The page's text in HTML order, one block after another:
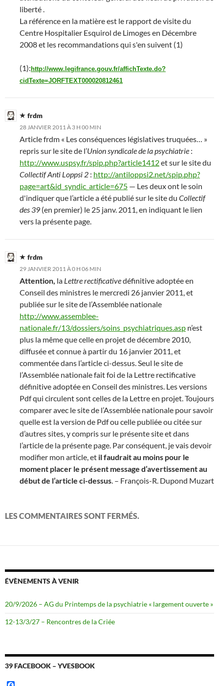
liberté .
La référence en la matière est le rapport de visite du
Centre Hospitalier Esquirol de Limoges en Décembre
2008 et les recommandations qui s'en suivent (1)
(1):http://www.legifrance.gouv.fr/affichTexte.do?
cidTexte=JORFTEXT000020812461
frdm
28 JANVIER 2011 À 3 H 00 MIN
Article frdm « Les conséquences législatives truquées… »
repris sur le site de l’Union syndicale de la psychiatrie :
http://www.uspsy.fr/spip.php?article1412et sur le site du
Collectif Anti Loppsi 2 : http://antiloppsi2.net/spip.php?
page=art&id_syndic_article=675 — Les deux ont le soin
d'indiquer que l’article a été publié sur le site du Collectif
des 39 (en premier) le 25 janv. 2011, en indiquant le lien
vers la présente page.
frdm
29 JANVIER 2011 À 0 H 06 MIN
Attention, la Lettre rectificativedéfinitive adoptée en
Conseil des ministres le mercredi 26 janvier 2011, et
publiée sur le site de l’Assemblée nationale
http://www.assemblee-
nationale.fr/13/dossiers/soins_psychiatriques.asp n’est
plus la même que celle en projet de décembre 2010,
diffusée et connue à partir du 16 janvier 2011, et
commentée dans l’article ci-dessus. Seul le site de
l’Assemblée nationale fait foi de la Lettre rectificative
définitive adoptée en Conseil des ministres. Les versions
Pdf qui circulent sont celles de la Lettre en projet. Toujours
comparer avec le site de l’Assemblée nationale pour savoir
quelle est la version de Pdf ou celle publiée ou citée sur
d’autres sites, y compris sur le présente site et dans
l’article de la présente page. Par conséquent, je vais devoir
modifier mon article, et il faudrait au moins pour le
moment placer le présent message d’avertissement au
début de l’article ci-dessus . – François-R. Dupond Muzart
LES COMMENTAIRES SONT FERMÉS.
ÉVÈNEMENTS À VENIR
20/9/2026 – AG du Printemps de la psychiatrie « largement ouverte »
12-13/3/27 – Rencontres de la Criée
39 FACEBOOK – YVESBOOK